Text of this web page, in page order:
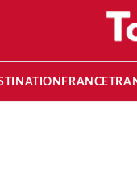
FRANCE